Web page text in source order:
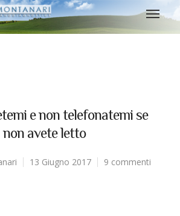
e non telefonatemi se
non avete letto
13 Giugno 2017 9 commenti